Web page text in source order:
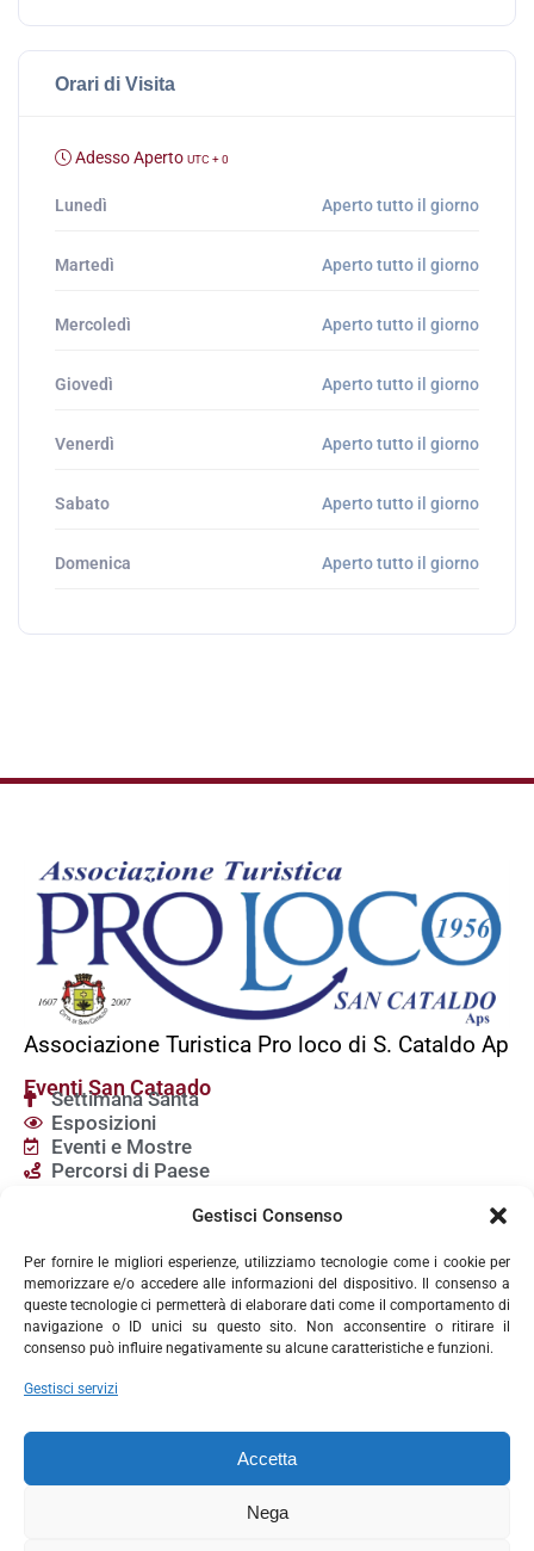
Gestisci Consenso
Per fornire le migliori esperienze, utilizziamo tecnologie come i cookie per
memorizzare e/o accedere alle informazioni del dispositivo. Il consenso a
queste tecnologie ci permetterà di elaborare dati come il comportamento di
navigazione o ID unici su questo sito. Non acconsentire o ritirare il
consenso può influire negativamente su alcune caratteristiche e funzioni.
Gestisci servizi
Accetta
Nega
Orari di Visita
Adesso Aperto UTC + 0
Lunedì Aperto tutto il giorno
Martedì Aperto tutto il giorno
Mercoledì Aperto tutto il giorno
Giovedì Aperto tutto il giorno
Venerdì Aperto tutto il giorno
Sabato Aperto tutto il giorno
Domenica Aperto tutto il giorno
Associazione Turistica Pro loco di S. Cataldo Ap
Eventi San Cataado
Settimana Santa
Esposizioni
Eventi e Mostre
Percorsi di Paese
Chiese a San Cataldo
Dove Dormire
Attività Commerciali
Contatti
Via Belvedere, 1 9301
prolocosancataldo2017@gmail.com
Facebook